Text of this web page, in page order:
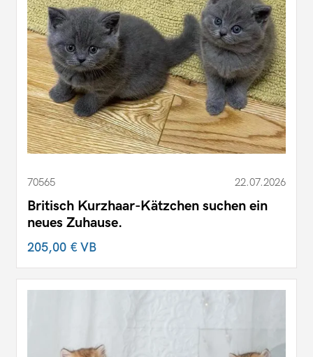
70565 22.07.2026
Britisch Kurzhaar-Kätzchen suchen ein
neues Zuhause.
205,00 €VB